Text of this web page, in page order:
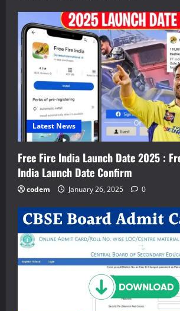
Latest News
Free Fire India Launch Date 2025 :
India Launch Date Confirm
codem January 26, 2025 0